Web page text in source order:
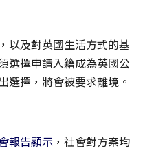
以及對英國生活方式的基
選擇申請入籍成為英國公
選擇，將會被要求離境。
報告顯示 ，社會對方案均